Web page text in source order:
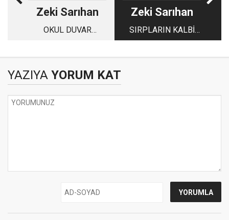
Zeki Sarıhan
OKUL DUVAR
Zeki Sarıhan
SIRPLARIN KALBİ
BELGRAD
YAZIYA YORUM KAT